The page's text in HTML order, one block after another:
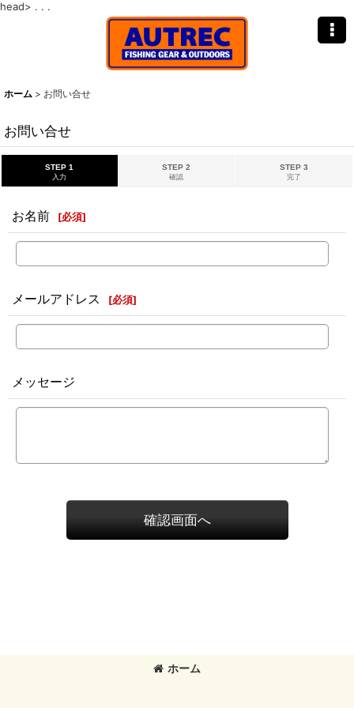
head> . . .
ホーム > お問い合せ
お問い合せ
STEP 1
入力
STEP 2
確認
STEP 3
完了
お名前 [必須]
メールアドレス [必須]
メッセージ
確認画面へ
ホーム